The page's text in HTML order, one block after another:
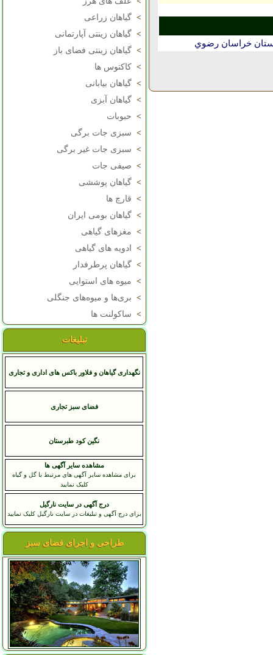
> گیاهان زراعی
> گیاهان زینتی آپارتمانی
> گیاهان زینتی فضای باز
> کاکتوس ها
> گیاهان بیابانی
> گیاهان آبزی
> حبوبات
> سبزی جات برگی
> سبزی جات غیر برگی
> صیفی جات
> گیاهان پوششی
> قارچ ها
> گیاهان بومی ایران
> مغزهای گیاهی
>
ادویه های گیاهی
> گیاهان پرطرفدار
> میوه های استوایی
> بری‌ها و میوه‌های جنگلی
> ساکولنت ها
تبلیغات
نگهداری گیاهان و فلاور باکس های اداری و تجاری
فضای سبز تجاری
نگین کود طبرستان
مشاهده سایر آگهی ها
برای مشاهده سایر آگهی های مرتبط با گل و گیاه
کلیک نمایید
درج آگهی در سایت نارگیل
برای درج آگهی و تبلیغات در سایت نارگیل کلیک نمایید
طراحی و اجرای فضای سبز
خراسان رضوي